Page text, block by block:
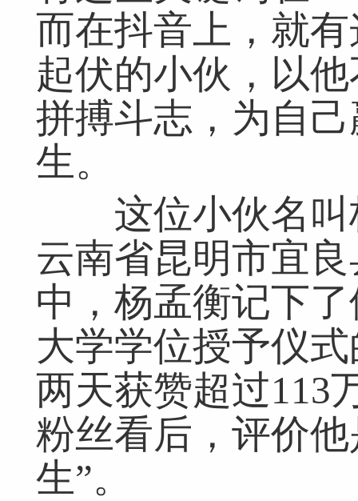
而在抖音上，就
起伏的小伙，以
拼搏斗志，为自
生。
这位小伙名叫
云南省昆明市宜
中，杨孟衡记下
大学学位授予仪
两天获赞超过113
粉丝看后，评价
生”。